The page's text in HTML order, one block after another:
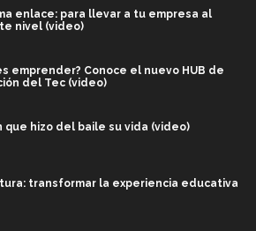
enlace: para llevar a tu empresa al
nivel (video)
emprender? Conoce el nuevo HUB de
del Tec (video)
que hizo del baile su vida (video)
transformar la experiencia educativa